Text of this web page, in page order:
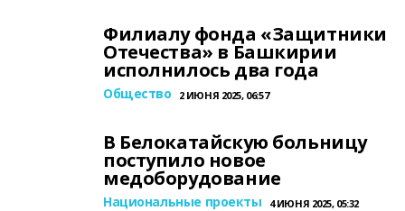
Филиалу фонда «Защитники
Отечества» в Башкирии
исполнилось два года
Общество 2 ИЮНЯ 2025, 06:57
В Белокатайскую больницу
поступило новое
медоборудование
Национальные проекты 4 ИЮНЯ 2025, 05:32